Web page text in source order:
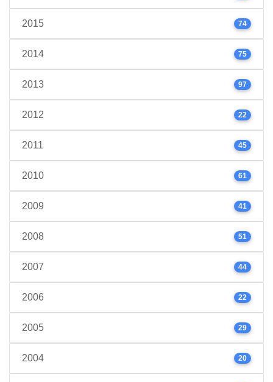
2015 74
2014 75
2013 97
2012 22
2011 45
2010 61
2009 41
2008 51
2007 44
2006 22
2005 29
2004 20